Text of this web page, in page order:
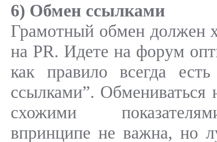
6) Обмен ссылками
Грамотный обмен должен
на PR. Идете на форум
как правило всегда
ссылками”. Обмениваться
схожими
впринципе не важна, но